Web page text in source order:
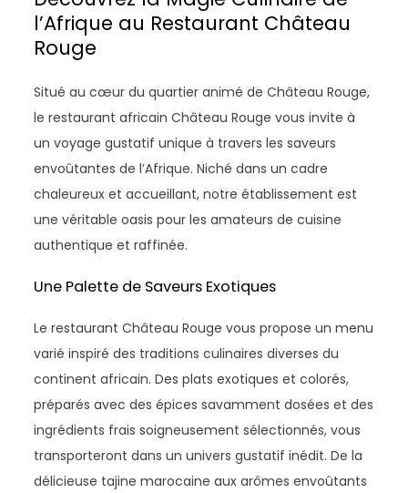
l’Afrique au Restaurant Château
Rouge
Situé au cœur du quartier animé de Château Rouge,
le restaurant africain Château Rouge vous invite à
un voyage gustatif unique à travers les saveurs
envoûtantes de l’Afrique. Niché dans un cadre
chaleureux et accueillant, notre établissement est
une véritable oasis pour les amateurs de cuisine
authentique et raffinée.
Une Palette de Saveurs Exotiques
Le restaurant Château Rouge vous propose un menu
varié inspiré des traditions culinaires diverses du
continent africain. Des plats exotiques et colorés,
préparés avec des épices savamment dosées et des
ingrédients frais soigneusement sélectionnés, vous
transporteront dans un univers gustatif inédit. De la
délicieuse tajine marocaine aux arômes envoûtants